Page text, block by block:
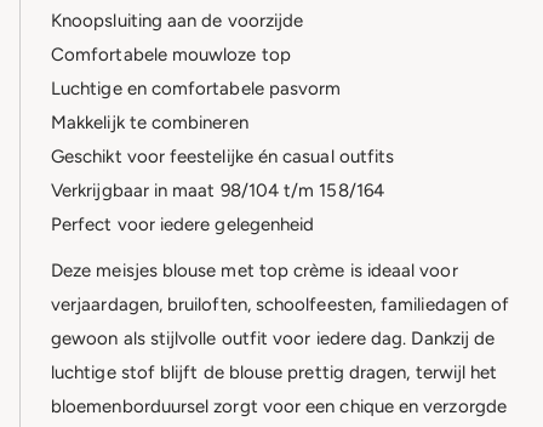
Knoopsluiting aan de voorzijde
Comfortabele mouwloze top
Luchtige en comfortabele pasvorm
Makkelijk te combineren
Geschikt voor feestelijke én casual outfits
Verkrijgbaar in maat 98/104 t/m 158/164
Perfect voor iedere gelegenheid
Deze meisjes blouse met top crème is ideaal voor
verjaardagen, bruiloften, schoolfeesten, familiedagen of
gewoon als stijlvolle outfit voor iedere dag. Dankzij de
luchtige stof blijft de blouse prettig dragen, terwijl het
bloemenborduursel zorgt voor een chique en verzorgde